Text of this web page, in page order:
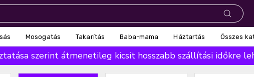
Mosogatás Takarítás Baba-mama Háztartás Összes
szerint átmenetileg kicsit hosszabb szállítási időkre